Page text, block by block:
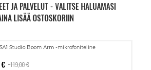
JA PALVELUT - VALITSE HALUAMASI
LISÄÄ OSTOSKORIIN
Studio Boom Arm -mikrofoniteline
119,00 €